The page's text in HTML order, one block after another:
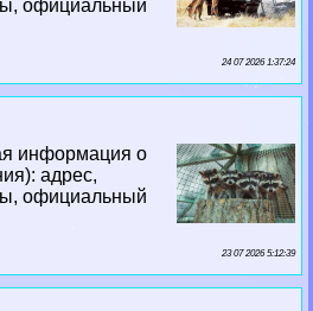
официальный
24 07 2026 1:37:24
информация о
адрес,
официальный
23 07 2026 5:12:39